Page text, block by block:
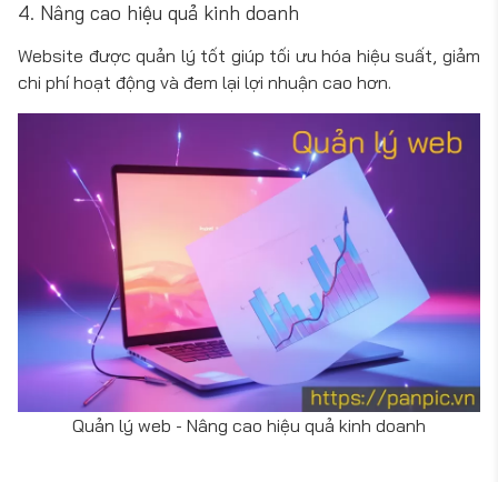
4. Nâng cao hiệu quả kinh doanh
Website được quản lý tốt giúp tối ưu hóa hiệu suất, giảm
chi phí hoạt động và đem lại lợi nhuận cao hơn.
Quản lý web - Nâng cao hiệu quả kinh doanh